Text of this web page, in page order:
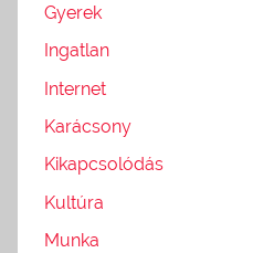
Gyerek
Ingatlan
Internet
Karácsony
Kikapcsolódás
Kultúra
Munka